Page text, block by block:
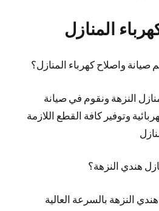
المنازل
واصلاح كهرباء المنازل؟
النزهة ونقوم في صيانة
وتوفير كافة القطع اللازمة
هندي النزهة؟
النزهة بالسرعة العالية